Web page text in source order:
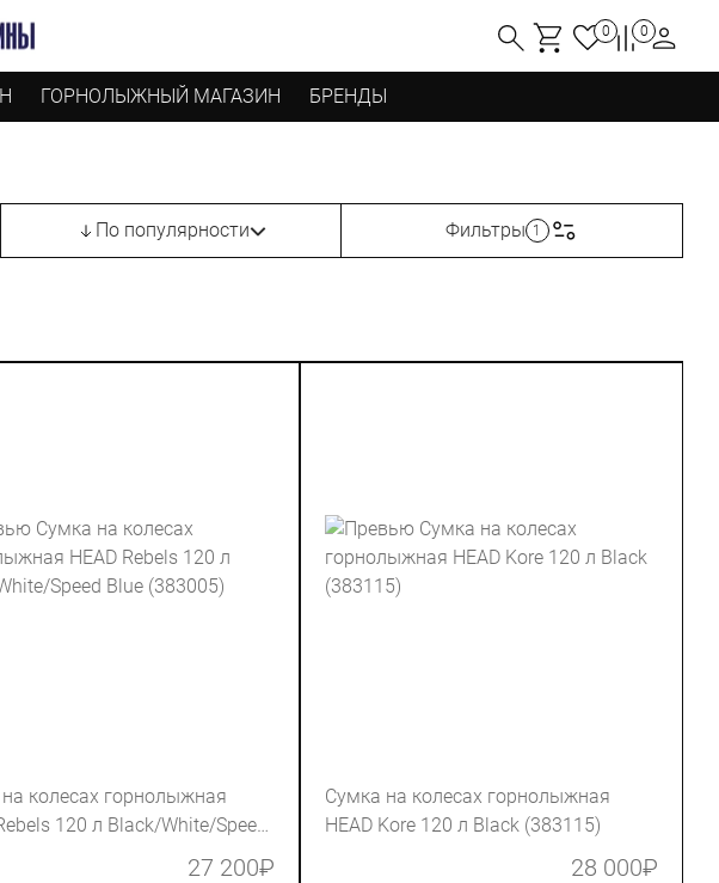
0 0
ГОРНОЛЫЖНЫЙ МАГАЗИН БРЕНДЫ
По популярности Фильтры 1
колесах горнолыжная
120 л Black/White/Speed
27 200₽
Сумка на колесах горнолыжная
HEAD Kore 120 л Black (383115)
28 000₽